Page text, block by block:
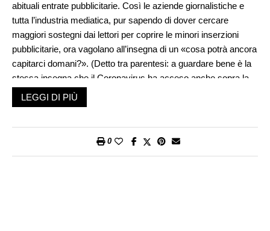
abituali entrate pubblicitarie. Così le aziende giornalistiche e
tutta l’industria mediatica, pur sapendo di dover cercare
maggiori sostegni dai lettori per coprire le minori inserzioni
pubblicitarie, ora vagolano all’insegna di un «cosa potrà ancora
capitarci domani?». (Detto tra parentesi: a guardare bene è la
stessa insegna che il Coronavirus ha acceso anche sopra la
testa di politici, imprenditori, azionisti e lavoratori. Infatti lo
stesso interrogativo sovrasta lo stallo di tante industrie, dalle
mettendo in forse il futuro della globalizzazione). C’è però
LEGGI DI PIÙ
0